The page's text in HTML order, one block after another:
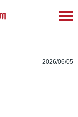
2026/06/05